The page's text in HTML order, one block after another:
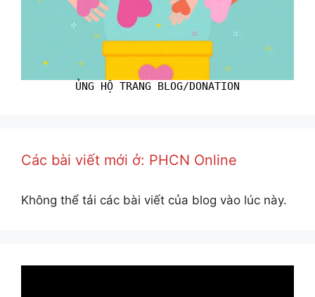
ỦNG HỘ TRANG BLOG/DONATION
Các bài viết mới ở: PHCN Online
Không thể tải các bài viết của blog vào lúc này.